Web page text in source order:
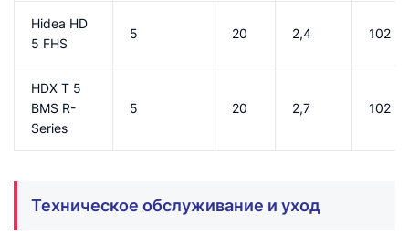
Hidea HD
5 FHS
5 20 2,4 102
HDX T 5
BMS R-
Series
5 20 2,7 102
Техническое обслуживание и уход